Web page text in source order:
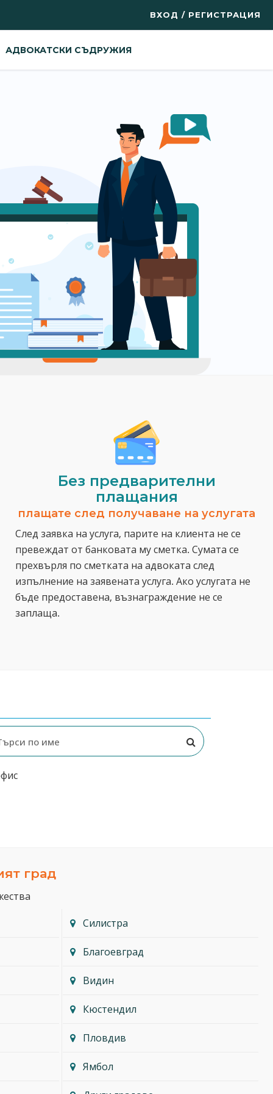
ВХОД / РЕГИСТРАЦИЯ
АДВОКАТСКИ СЪДРУЖИЯ
Без предварителни
плащания
плащате след получаване на услугата
След заявка на услуга, парите на клиента не се
превеждат от банковата му сметка. Сумата се
прехвърля по сметката на адвоката след
изпълнение на заявената услуга. Ако услугата не
бъде предоставена, възнаграждение не се
заплаща.
град
Силистра
Благоевград
Видин
Кюстендил
Пловдив
Ямбол